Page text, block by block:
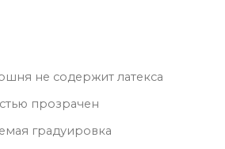
не содержит латекса
прозрачен
градуировка